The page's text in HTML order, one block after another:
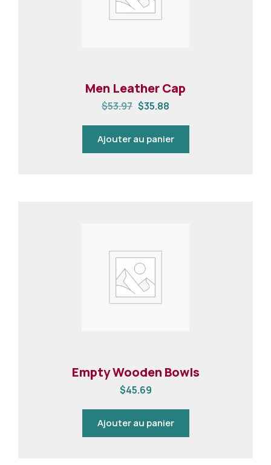
Men Leather Cap
$53.97 $35.88
Ajouter au panier
Empty Wooden Bowls
$45.69
Ajouter au panier